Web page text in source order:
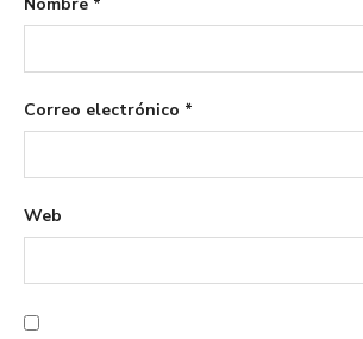
Nombre *
Correo electrónico *
Web